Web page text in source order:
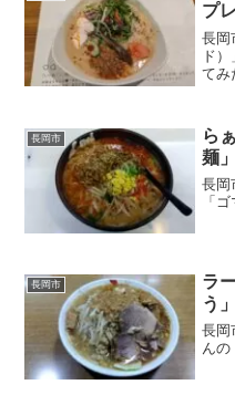
プ
長岡
ド
てみ
長岡市
ら
麺」
長岡
「
長岡市
ラ
う」
長岡
んの